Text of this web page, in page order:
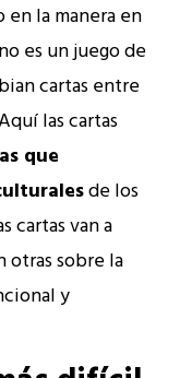
en la manera en
es un juego de
cartas entre
las cartas
que
de los
cartas van a
sobre la
y